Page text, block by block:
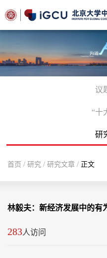
议
“十
研
首页 / 研究 / 研究文章 / 正文
林毅夫：新经济发展中的有
283人访问